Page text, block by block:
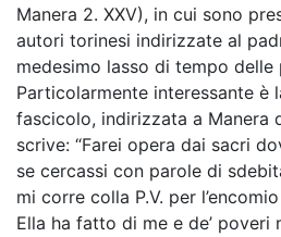
Manera 2. XXV), in cui sono
autori torinesi indirizzate al
medesimo lasso di tempo delle
Particolarmente interessante è
fascicolo, indirizzata a Manera
scrive: “Farei opera dai sacri
se cercassi con parole di
mi corre colla P.V. per
Ella ha fatto di me e de’ poveri